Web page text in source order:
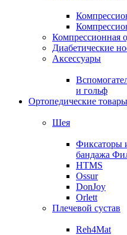
Компрессионная
Диабетические
Аксессуары
и гольф
Ортопедические товары
Шея
Фиксаторы
бандажа
HTMS
Ossur
DonJoy
Orlett
Плечевой сустав
Reh4Mat